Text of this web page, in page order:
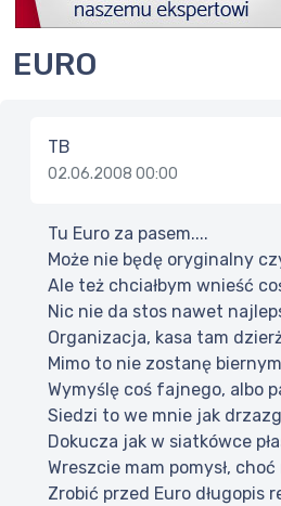
EURO
TB
02.06.2008 00:00
Tu Euro za pasem....
Może nie będę oryginalny
Ale też chciałbym wnieść
Nic nie da stos nawet
Organizacja, kasa tam
Mimo to nie zostanę biernym
Wymyślę coś fajnego, albo
Siedzi to we mnie jak
Dokucza jak w siatkówce
Wreszcie mam pomysł,
Zrobić przed Euro długopis